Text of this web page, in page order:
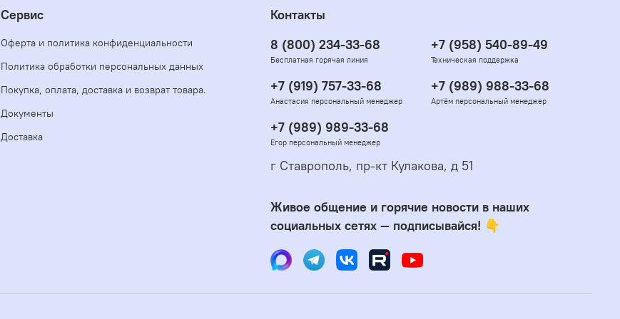
Сервис
Оферта и политика конфиденциальности
Политика обработки персональных данных
Покупка, оплата, доставка и возврат товара.
Документы
Доставка
Контакты
8 (800) 234-33-68
Бесплатная горячая линия
+7 (958) 540-89-49
Техническая поддержка
+7 (919) 757-33-68
Анастасия персональный менеджер
+7 (989) 988-33-68
Артём персональный менеджер
+7 (989) 989-33-68
Егор персональный менеджер
г Ставрополь, пр-кт Кулакова, д 51
Живое общение и горячие новости в наших
социальных сетях — подписывайся! 👇